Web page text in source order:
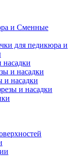
и Сменные
для педикюра и
и насадки
и насадки
и насадки